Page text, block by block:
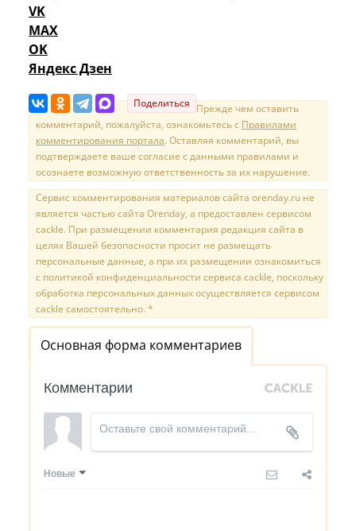
VK
MAX
OK
Яндекс Дзен
Поделиться Прежде чем оставить
комментарий, пожалуйста, ознакомьтесь с Правилами
комментирования портала. Оставляя комментарий, вы
подтверждаете ваше согласие с данными правилами и
осознаете возможную ответственность за их нарушение.
Сервис комментирования материалов сайта orenday.ru не
является частью сайта Orenday, а предоставлен сервисом
cackle. При размещении комментария редакция сайта в
целях Вашей безопасности просит не размещать
персональные данные, а при их размещении ознакомиться
с политикой конфиденциальности сервиса cackle, поскольку
обработка персональных данных осуществляется сервисом
cackle самостоятельно. *
Основная форма комментариев
Комментарии
Новые